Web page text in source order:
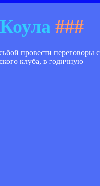
###
провести переговоры с
клуба, в годичную